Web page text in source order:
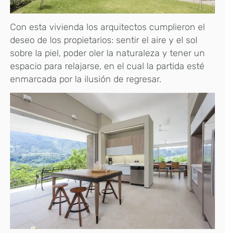
Con esta vivienda los arquitectos cumplieron el
deseo de los propietarios: sentir el aire y el sol
sobre la piel, poder oler la naturaleza y tener un
espacio para relajarse, en el cual la partida esté
enmarcada por la ilusión de regresar.